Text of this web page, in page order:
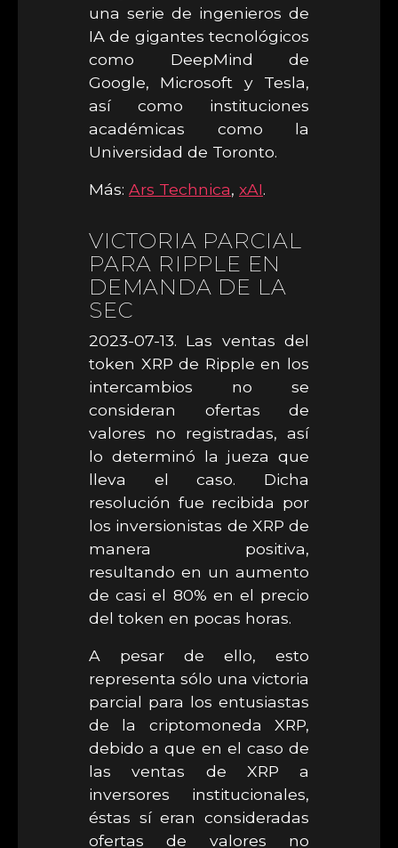
una serie de ingenieros de
IA de gigantes tecnológicos
como DeepMind de
Google, Microsoft y Tesla,
así como instituciones
académicas como la
Universidad de Toronto.
Más: Ars Technica, xAI.
VICTORIA PARCIAL
PARA RIPPLE EN
DEMANDA DE LA
SEC
2023-07-13. Las ventas del
token XRP de Ripple en los
intercambios no se
consideran ofertas de
valores no registradas, así
lo determinó la jueza que
lleva el caso. Dicha
resolución fue recibida por
los inversionistas de XRP de
manera positiva,
resultando en un aumento
de casi el 80% en el precio
del token en pocas horas.
A pesar de ello, esto
representa sólo una victoria
parcial para los entusiastas
de la criptomoneda XRP,
debido a que en el caso de
las ventas de XRP a
inversores institucionales,
éstas sí eran consideradas
ofertas de valores no